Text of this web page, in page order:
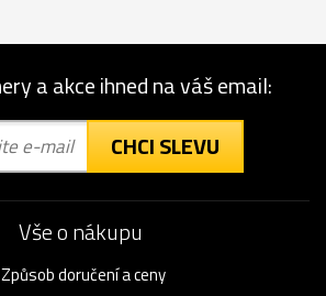
a akce ihned na váš email:
CHCI SLEVU
Vše o nákupu
Způsob doručení a ceny